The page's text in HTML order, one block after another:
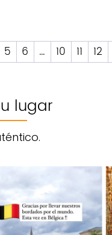
5 6 … 10 11 12
lugar